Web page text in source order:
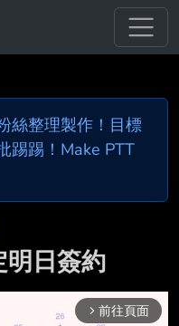
絲整理製作！目標
踢踢！Make PTT
明日簽約
arrow_forward_ios 前往頁面